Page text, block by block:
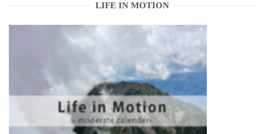
LIFE IN MOTION